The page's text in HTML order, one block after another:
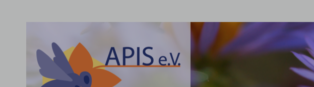
überspringen